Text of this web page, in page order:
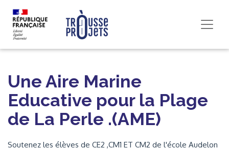
Une Aire Marine
Educative pour la Plage
de La Perle .(AME)
Soutenez les élèves de CE2 ,CM1 ET CM2 de l'école Audelon